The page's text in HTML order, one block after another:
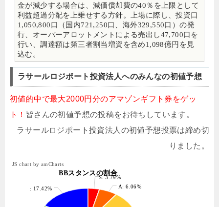
金が減少する場合は、減価償却費の40％を上限として
利益超過分配を上乗せする方針。上場に際し、投資口
1,050,800口（国内721,250口、海外329,550口）の発
行、オーバーアロットメントによる売出し47,700口を
行い、調達額は第三者割当増資を含め1,098億円を見
込む。
ラサールロジポート投資法人へのみんなの初値予想
初値的中で最大2000円分のアマゾンギフト券をゲッ
ト！ 皆さんの初値予想の投稿をお待ちしています。
ラサールロジポート投資法人の初値予想投票は締め切
りました。
: 17.42%
S: 3.79%
A: 6.06%
BBスタンスの割合
JS chart by amCharts